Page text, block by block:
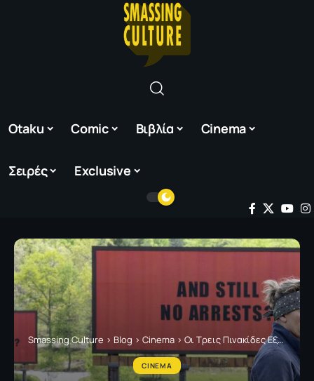
Otaku Comic Βιβλία Cinema
Σειρές Exclusive
Smassing Culture > Blog > Cinema > Οι Tρεις Πινακίδες Εξω Από Το Έμπινγκ, Στο Μιζούρι – Ένα ειλικρινές ψυχογράφημα του αμερικάνικου Νότου
CINEMA